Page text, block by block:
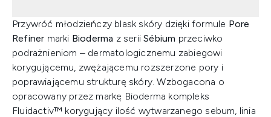
Przywróć młodzieńczy blask skóry dzięki formule Pore
Refiner marki Bioderma z seriiSébium przeciwko
podrażnieniom – dermatologicznemu zabiegowi
korygującemu, zwężającemu rozszerzone pory i
poprawiającemu strukturę skóry. Wzbogacona o
opracowany przez markę Bioderma kompleks
Fluidactiv™ korygujący ilość wytwarzanego sebum, linia